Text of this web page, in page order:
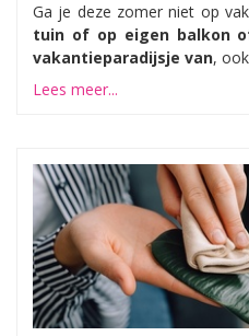
Ga je deze zomer niet op
tuin of op eigen balkon
vakantieparadijsje van,
Lees meer...